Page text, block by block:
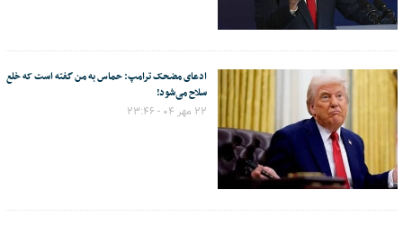
ادعای مضحک ترامپ: حماس به من گفته است که خلع
سلاح می‌شود!
۲۲ مهر ۰۴ - ۲۳:۴۶